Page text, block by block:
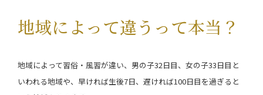
地域によって違うって本当？
地域によって習俗・風習が違い、男の子32日目、女の子33日目と
いわれる地域や、早ければ生後7日、遅ければ100日目を過ぎると